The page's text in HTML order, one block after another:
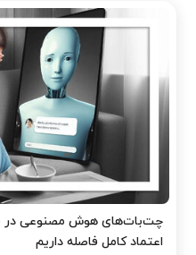
چت‌بات‌های هوش مصنوعی در
اعتماد کامل فاصله داریم